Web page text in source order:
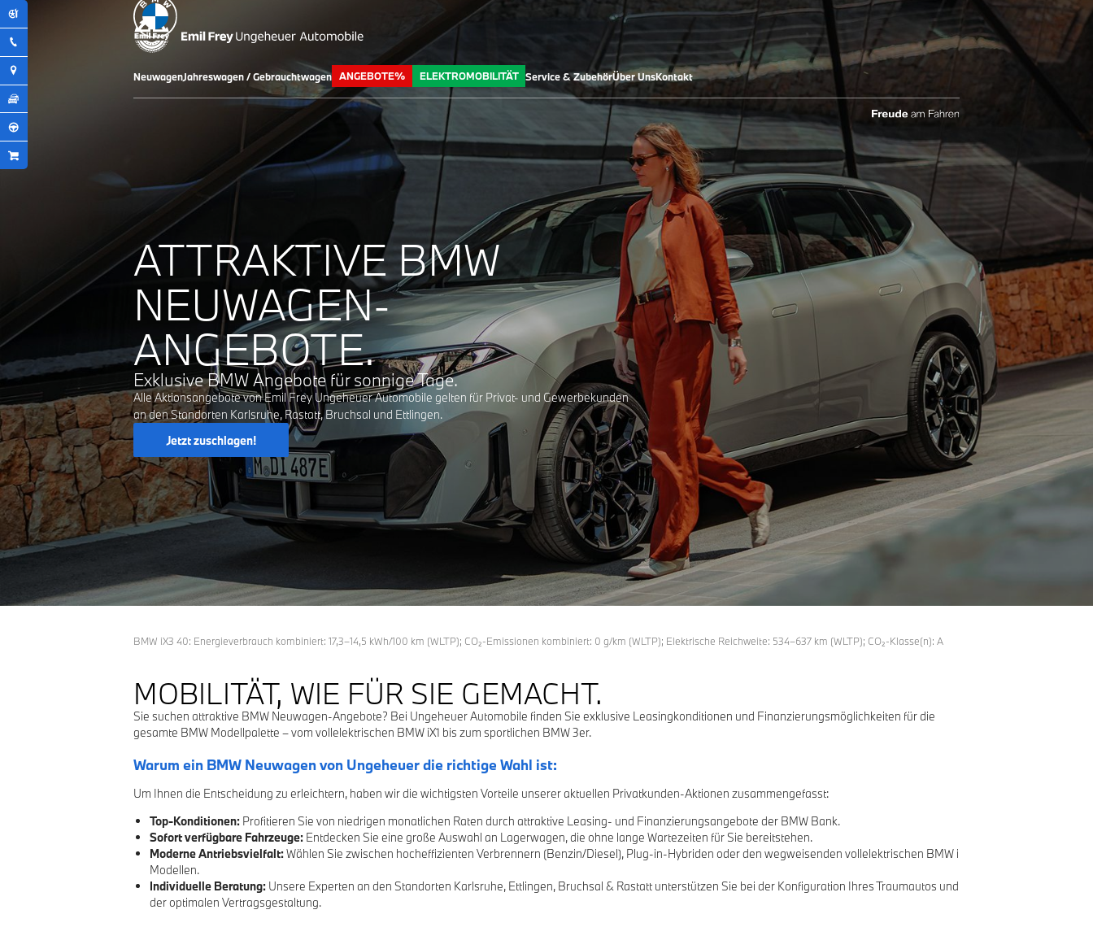
NeuwagenJahreswagen / Gebrauchtwagen ANGEBOTE% ELEKTROMOBILITÄT Service & ZubehörÜber UnsKontakt
ATTRAKTIVE BMW
NEUWAGEN-
ANGEBOTE.
Exklusive BMW Angebote für sonnige Tage.
Alle Aktionsangebote von Emil Frey Ungeheuer Automobile gelten für Privat- und Gewerbekunden
an den Standorten Karlsruhe, Rastatt, Bruchsal und Ettlingen.
Jetzt zuschlagen!
BMW iX3 40: Energieverbrauch kombiniert: 17,3–14,5 kWh/100 km (WLTP); CO₂-Emissionen kombiniert: 0 g/km (WLTP); Elektrische Reichweite: 534–637 km (WLTP); CO₂-Klasse(n): A
MOBILITÄT, WIE FÜR SIE GEMACHT.
Sie suchen attraktive BMW Neuwagen-Angebote? Bei Ungeheuer Automobile finden Sie exklusive Leasingkonditionen und Finanzierungsmöglichkeiten für die
gesamte BMW Modellpalette – vom vollelektrischen BMW iX1 bis zum sportlichen BMW 3er.
Warum ein BMW Neuwagen von Ungeheuer die richtige Wahl ist:
Um Ihnen die Entscheidung zu erleichtern, haben wir die wichtigsten Vorteile unserer aktuellen Privatkunden-Aktionen zusammengefasst:
Top-Konditionen: Profitieren Sie von niedrigen monatlichen Raten durch attraktive Leasing- und Finanzierungsangebote der BMW Bank.
Sofort verfügbare Fahrzeuge: Entdecken Sie eine große Auswahl an Lagerwagen, die ohne lange Wartezeiten für Sie bereitstehen.
Moderne Antriebsvielfalt:Wählen Sie zwischen hocheffizienten Verbrennern (Benzin/Diesel), Plug-in-Hybriden oder den wegweisenden vollelektrischen BMW i
Modellen.
Individuelle Beratung: Unsere Experten an den Standorten Karlsruhe, Ettlingen, Bruchsal & Rastatt unterstützen Sie bei der Konfiguration Ihres Traumautos und
der optimalen Vertragsgestaltung.